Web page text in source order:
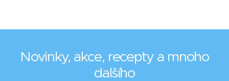
Novinky, akce, recepty a mnoho
dalšího